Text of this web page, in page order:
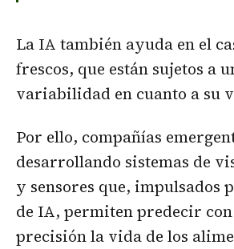
La IA también ayuda en el
frescos, que están sujetos a
variabilidad en cuanto a su
Por ello, compañías
desarrollando sistemas de
y sensores que, impulsados
de IA, permiten predecir
precisión la vida de los